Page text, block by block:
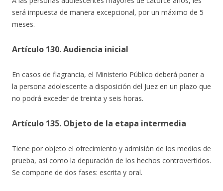
será impuesta de manera excepcional, por un máximo de 5
meses.
Artículo 130. Audiencia inicial
En casos de flagrancia, el Ministerio Público deberá poner a
la persona adolescente a disposición del Juez en un plazo que
no podrá exceder de treinta y seis horas.
Artículo 135. Objeto de la etapa intermedia
Tiene por objeto el ofrecimiento y admisión de los medios de
prueba, así como la depuración de los hechos controvertidos.
Se compone de dos fases: escrita y oral.